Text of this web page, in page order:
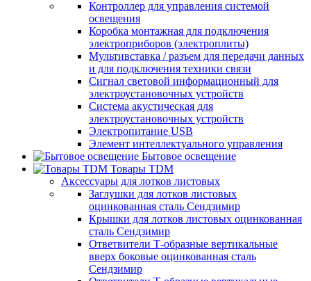
Контроллер для управления системой
освещения
Коробка монтажная для подключения
электроприборов (электроплиты)
Мультивставка / разъем для передачи данных
и для подключения техники связи
Сигнал световой информационный для
электроустановочных устройств
Система акустическая для
электроустановочных устройств
Электропитание USB
Элемент интеллектуального управления
Бытовое освещение
Товары TDM
Аксессуары для лотков листовых
Заглушки для лотков листовых
оцинкованная сталь Сендзимир
Крышки для лотков листовых оцинкованная
сталь Сендзимир
Ответвители Т-образные вертикальные
вверх боковые оцинкованная сталь
Сендзимир